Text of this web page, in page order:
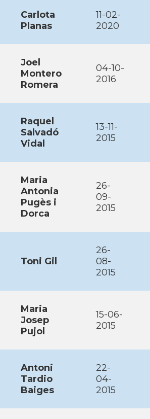
Carlota
Planas
11-02-
2020
Joel
Montero
Romera
04-10-
2016
Raquel
Salvadó
Vidal
13-11-
2015
Maria
Antonia
Pugès i
Dorca
26-
09-
2015
Toni Gil
26-
08-
2015
Maria
Josep
Pujol
15-06-
2015
Antoni
Tardio
Baiges
22-
04-
2015